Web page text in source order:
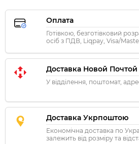
Оплата
Готівкою, безготівковий
осіб з ПДВ, Liqpay, Visa/
Доставка Новой Почтой
У відділення, поштомат,
Доставка Укрпоштою
Економічна доставка по
залежить від розміру та